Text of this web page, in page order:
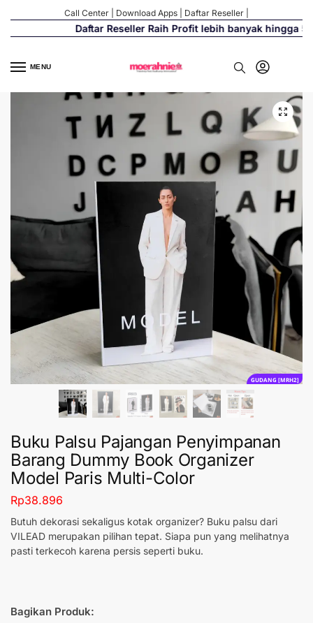
Call Center Download Apps Daftar Reseller
Daftar Reseller Raih Profit lebih banyak hingga
MENU
GUDANG [MRH2]
Buku Palsu Pajangan Penyimpanan
Barang Dummy Book Organizer
Model Paris Multi-Color
Rp38.896
Butuh dekorasi sekaligus kotak organizer? Buku palsu dari
VILEAD merupakan pilihan tepat. Siapa pun yang melihatnya
pasti terkecoh karena persis seperti buku.
Bagikan Produk: